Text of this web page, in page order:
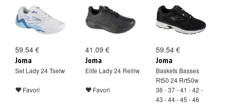
59.54 €
Joma
Set Lady 24 Tselw
Favori
41.09 €
Joma
Elite Lady 24 Relilw
Favori
59.54 €
Joma
Baskets Basses
Rt50 24 Rrt50w
36 - 37 - 41 - 42 -
43 - 44 - 45 - 46